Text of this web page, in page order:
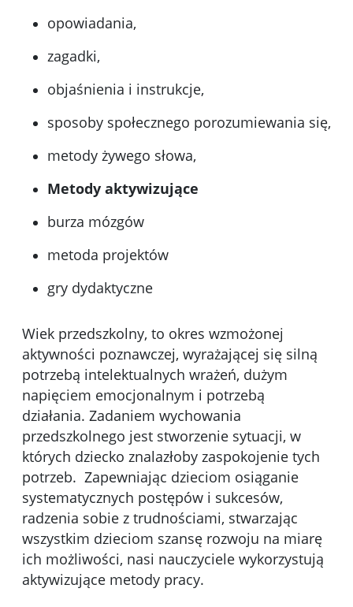
opowiadania,
zagadki,
objaśnienia i instrukcje,
sposoby społecznego porozumiewania się,
metody żywego słowa,
Metody aktywizujące
burza mózgów
metoda projektów
gry dydaktyczne
Wiek przedszkolny, to okres wzmożonej
aktywności poznawczej, wyrażającej się silną
potrzebą intelektualnych wrażeń, dużym
napięciem emocjonalnym i potrzebą
działania. Zadaniem wychowania
przedszkolnego jest stworzenie sytuacji, w
których dziecko znalazłoby zaspokojenie tych
potrzeb. Zapewniając dzieciom osiąganie
systematycznych postępów i sukcesów,
radzenia sobie z trudnościami, stwarzając
wszystkim dzieciom szansę rozwoju na miarę
ich możliwości, nasi nauczyciele wykorzystują
aktywizujące metody pracy.